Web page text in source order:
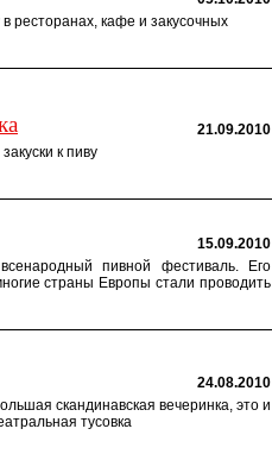
ресторанах, кафе и закусочных
21.09.2010
к пиву
15.09.2010
пивной фестиваль. Его
страны Европы стали проводить
24.08.2010
скандинавская вечеринка, это и
тусовка